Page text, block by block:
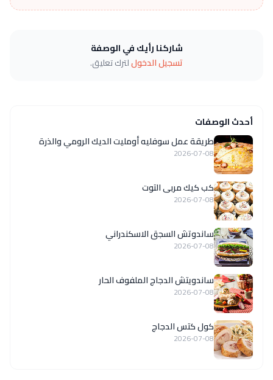
شاركنا رأيك في الوصفة
تسجيل الدخوللترك تعليق.
أحدث الوصفات
طريقة عمل سوفليه أومليت الديك الرومي والذرة
2026-07-08
كب كيك مربى التوت
2026-07-08
ساندوتش السجق الاسكندراني
2026-07-08
ساندويتش الدجاج الملفوف الحار
2026-07-08
كول كتس الدجاج
2026-07-08